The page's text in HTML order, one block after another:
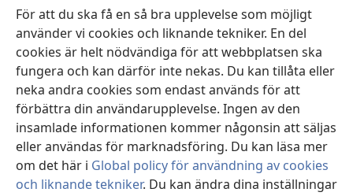
För att du ska få en så bra upplevelse som möjligt
använder vi cookies och liknande tekniker. En del
cookies är helt nödvändiga för att webbplatsen ska
fungera och kan därför inte nekas. Du kan tillåta eller
neka andra cookies som endast används för att
förbättra din användarupplevelse. Ingen av den
insamlade informationen kommer någonsin att säljas
eller användas för marknadsföring. Du kan läsa mer
om det här i Global policy för användning av cookies
och liknande tekniker. Du kan ändra dina inställningar
nytt
fönster)JW Hub ®
(öppnar
nytt
fönster)JW Library
Watchtower Library
Copyright© 2026 Watch Tower Bible and Tract Society of Pennsylvania.